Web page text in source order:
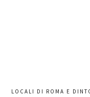
LOCALI DI ROMA E